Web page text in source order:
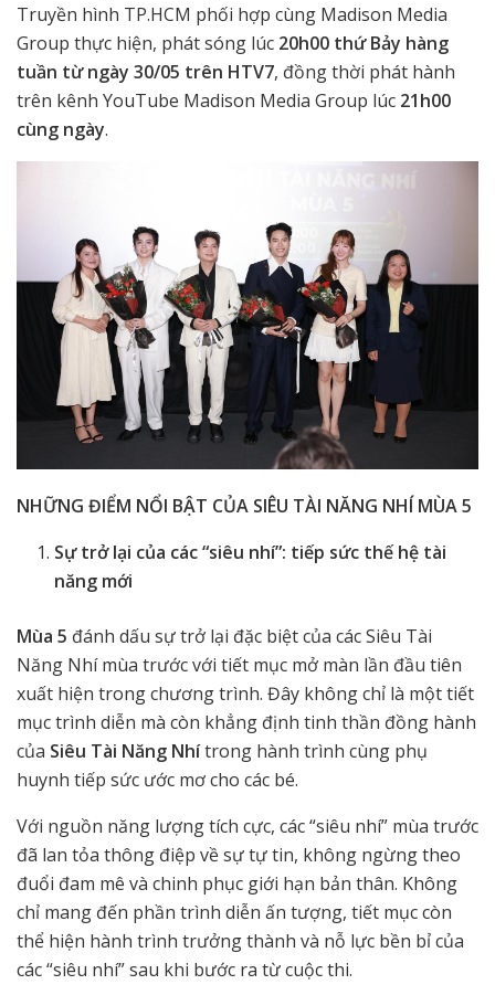
Truyền hình TP.HCM phối hợp cùng Madison Media
Group thực hiện, phát sóng lúc 20h00 thứ Bảy hàng
tuần từ ngày 30/05 trên HTV7, đồng thời phát hành
trên kênh YouTube Madison Media Group lúc 21h00
cùng ngày.
NHỮNG ĐIỂM NỔI BẬT CỦA SIÊU TÀI NĂNG NHÍ MÙA 5
Sự trở lại của các “siêu nhí”: tiếp sức thế hệ tài
năng mới
Mùa 5 đánh dấu sự trở lại đặc biệt của các Siêu Tài
Năng Nhí mùa trước với tiết mục mở màn lần đầu tiên
xuất hiện trong chương trình. Đây không chỉ là một tiết
mục trình diễn mà còn khẳng định tinh thần đồng hành
của Siêu Tài Năng Nhítrong hành trình cùng phụ
huynh tiếp sức ước mơ cho các bé.
Với nguồn năng lượng tích cực, các “siêu nhí” mùa trước
đã lan tỏa thông điệp về sự tự tin, không ngừng theo
đuổi đam mê và chinh phục giới hạn bản thân. Không
chỉ mang đến phần trình diễn ấn tượng, tiết mục còn
thể hiện hành trình trưởng thành và nỗ lực bền bỉ của
các “siêu nhí” sau khi bước ra từ cuộc thi.